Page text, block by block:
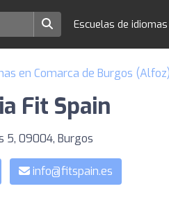
Escuelas de
en Comarca de Burgos
Fit Spain
5, 09004, Burgos
info@fitspain.es